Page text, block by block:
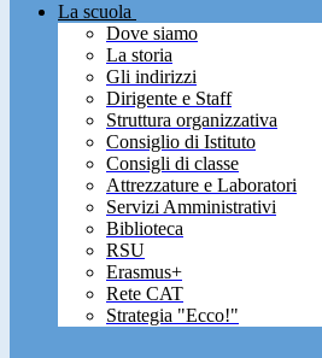
La scuola
Dove siamo
La storia
Gli indirizzi
Dirigente e Staff
Struttura organizzativa
Consiglio di Istituto
Consigli di classe
Attrezzature e Laboratori
Servizi Amministrativi
Biblioteca
RSU
Erasmus+
Rete CAT
Strategia "Ecco!"